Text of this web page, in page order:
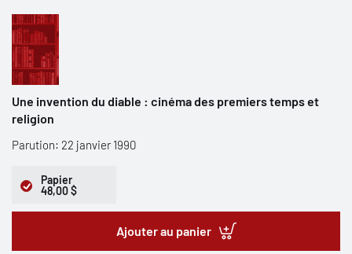
Une invention du diable : cinéma des premiers temps et
religion
Parution: 22 janvier 1990
Papier
48,00 $
Ajouter au panier